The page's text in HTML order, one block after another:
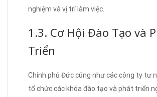
nghiệm và vị trí làm việc.
1.3. Cơ Hội Đào Tạo và
Triển
Chính phủ Đức cũng như các công ty tư
tổ chức các khóa đào tạo và phát triển